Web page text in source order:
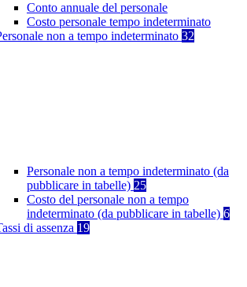
Conto annuale del personale
Costo personale tempo indeterminato
non a tempo indeterminato 32
Personale non a tempo indeterminato (da
pubblicare in tabelle) 25
Costo del personale non a tempo
indeterminato (da pubblicare in tabelle) 6
di assenza 19